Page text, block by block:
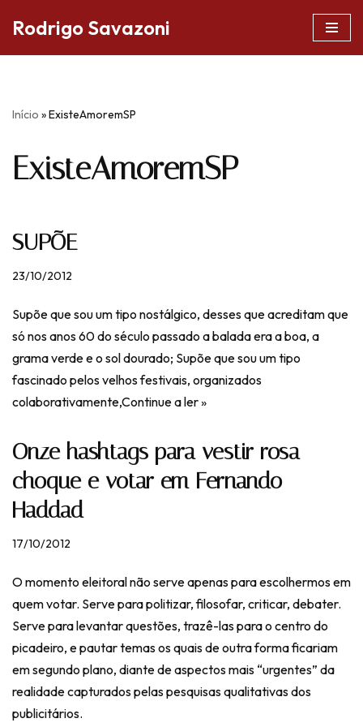
conteúdo
Rodrigo Savazoni
Início »ExisteAmoremSP
ExisteAmoremSP
SUPÕE
23/10/2012
Supõe que sou um tipo nostálgico, desses que acreditam que
só nos anos 60 do século passado a balada era a boa, a
grama verde e o sol dourado; Supõe que sou um tipo
fascinado pelos velhos festivais, organizados
colaborativamente,Continue a ler »
Onze hashtags para vestir rosa
choque e votar em Fernando
Haddad
17/10/2012
O momento eleitoral não serve apenas para escolhermos em
quem votar. Serve para politizar, filosofar, criticar, debater.
Serve para levantar questões, trazê-las para o centro do
picadeiro, e pautar temas os quais de outra forma ficariam
em segundo plano, diante de aspectos mais “urgentes” da
realidade capturados pelas pesquisas qualitativas dos
publicitários.